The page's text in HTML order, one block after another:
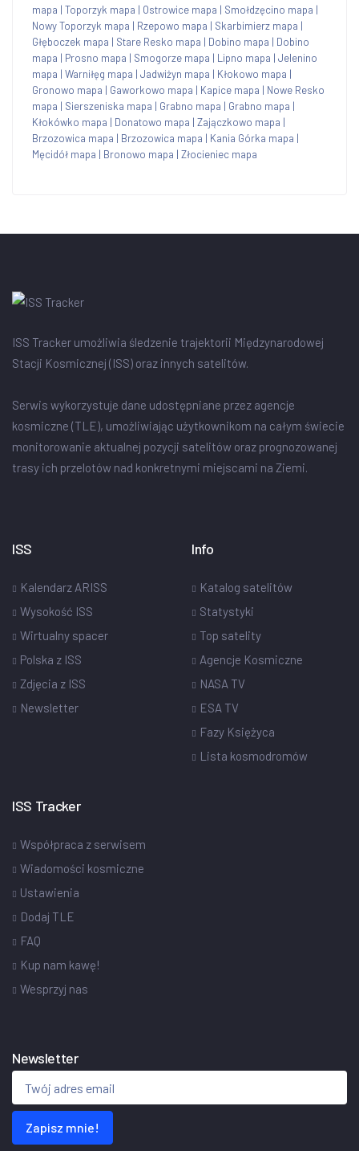
mapa | Toporzyk mapa | Ostrowice mapa | Smołdzęcino mapa |
Nowy Toporzyk mapa | Rzepowo mapa | Skarbimierz mapa |
Głęboczek mapa | Stare Resko mapa | Dobino mapa | Dobino
mapa | Prosno mapa | Smogorze mapa | Lipno mapa | Jelenino
mapa | Warniłęg mapa | Jadwiżyn mapa | Kłokowo mapa |
Gronowo mapa | Gaworkowo mapa | Kapice mapa | Nowe Resko
mapa | Sierszeniska mapa | Grabno mapa | Grabno mapa |
Kłokówko mapa | Donatowo mapa | Zajączkowo mapa |
Brzozowica mapa | Brzozowica mapa | Kania Górka mapa |
Męcidół mapa | Bronowo mapa | Złocieniec mapa
ISS Tracker umożliwia śledzenie trajektorii Międzynarodowej
Stacji Kosmicznej (ISS) oraz innych satelitów.
Serwis wykorzystuje dane udostępniane przez agencje
kosmiczne (TLE), umożliwiając użytkownikom na całym świecie
monitorowanie aktualnej pozycji satelitów oraz prognozowanej
trasy ich przelotów nad konkretnymi miejscami na Ziemi.
ISS
Kalendarz ARISS
Wysokość ISS
Wirtualny spacer
Polska z ISS
Zdjęcia z ISS
Newsletter
Info
Katalog satelitów
Statystyki
Top satelity
Agencje Kosmiczne
NASA TV
ESA TV
Fazy Księżyca
Lista kosmodromów
ISS Tracker
Współpraca z serwisem
Wiadomości kosmiczne
Ustawienia
Dodaj TLE
FAQ
Kup nam kawę!
Wesprzyj nas
Newsletter
Zapisz mnie!